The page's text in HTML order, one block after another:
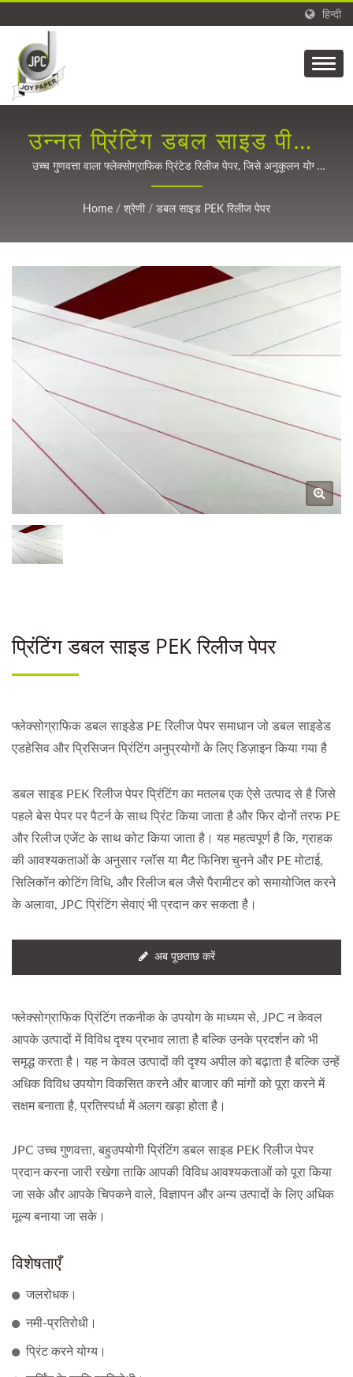
हिन्दी
उन्नत प्रिंटिंग डबल साइड पीईके
रिलीज पेपर समाधान
उच्च गुणवत्ता वाला फ्लेक्सोग्राफिक प्रिंटेड रिलीज पेपर, जिसे अनुकूलन योग्य
पीई कोटिंग और सिलिकॉन उपचार के साथ बेहतर औद्योगिक प्रदर्शन के लिए
बनाया गया है।
Home / श्रेणी / डबल साइड PEK रिलीज पेपर
प्रिंटिंग डबल साइड PEK रिलीज पेपर
फ्लेक्सोग्राफिक डबल साइडेड PE रिलीज पेपर समाधान जो डबल साइडेड
एडहेसिव और प्रिसिजन प्रिंटिंग अनुप्रयोगों के लिए डिज़ाइन किया गया है
डबल साइड PEK रिलीज पेपर प्रिंटिंग का मतलब एक ऐसे उत्पाद से है जिसे
पहले बेस पेपर पर पैटर्न के साथ प्रिंट किया जाता है और फिर दोनों तरफ PE
और रिलीज एजेंट के साथ कोट किया जाता है। यह महत्वपूर्ण है कि, ग्राहक
की आवश्यकताओं के अनुसार ग्लॉस या मैट फिनिश चुनने और PE मोटाई,
सिलिकॉन कोटिंग विधि, और रिलीज बल जैसे पैरामीटर को समायोजित करने
के अलावा, JPC प्रिंटिंग सेवाएं भी प्रदान कर सकता है।
अब पूछताछ करें
फ्लेक्सोग्राफिक प्रिंटिंग तकनीक के उपयोग के माध्यम से, JPC न केवल
आपके उत्पादों में विविध दृश्य प्रभाव लाता है बल्कि उनके प्रदर्शन को भी
समृद्ध करता है। यह न केवल उत्पादों की दृश्य अपील को बढ़ाता है बल्कि उन्हें
अधिक विविध उपयोग विकसित करने और बाजार की मांगों को पूरा करने में
सक्षम बनाता है, प्रतिस्पर्धा में अलग खड़ा होता है।
JPC उच्च गुणवत्ता, बहुउपयोगी प्रिंटिंग डबल साइड PEK रिलीज पेपर
प्रदान करना जारी रखेगा ताकि आपकी विविध आवश्यकताओं को पूरा किया
जा सके और आपके चिपकने वाले, विज्ञापन और अन्य उत्पादों के लिए अधिक
मूल्य बनाया जा सके।
विशेषताएँ
जलरोधक।
नमी-प्रतिरोधी।
प्रिंट करने योग्य।